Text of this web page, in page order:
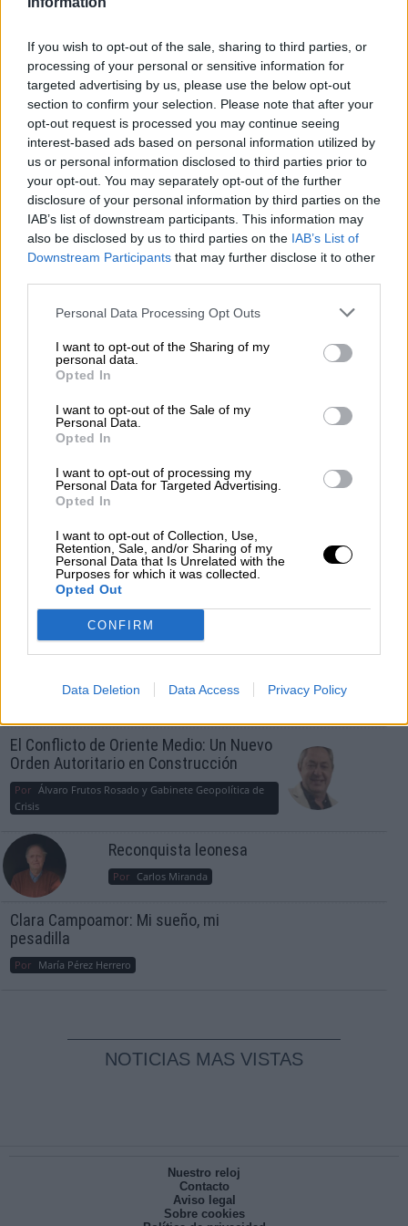
If you wish to opt-out of the sale, sharing to third parties, or
processing of your personal or sensitive information for
targeted advertising by us, please use the below opt-out
section to confirm your selection. Please note that after your
opt-out request is processed you may continue seeing
interest-based ads based on personal information utilized by
us or personal information disclosed to third parties prior to
your opt-out. You may separately opt-out of the further
disclosure of your personal information by third parties on the
IAB’s list of downstream participants. This information may
also be disclosed by us to third parties on the IAB’s List of
Downstream Participants that may further disclose it to other
Personal Data Processing Opt Outs
I want to opt-out of the Sharing of my
personal data.
Opted In
I want to opt-out of the Sale of my
Personal Data.
Opted In
I want to opt-out of processing my
Personal Data for Targeted Advertising.
Opted In
I want to opt-out of Collection, Use,
Retention, Sale, and/or Sharing of my
Personal Data that Is Unrelated with the
Purposes for which it was collected.
Opted Out
CONFIRM
Data Deletion Data Access Privacy Policy
Educación digital a menores. Foto: Europa Press
El 61% de los padres reconocen 'no dar
ejemplo' a sus hijos en el uso del móvil
e Internet
Un estudio reciente de Kaspersky ha desvelado que los
padres encuentran "grandes dificultades" para ser un
modelo a seguir por sus hijos en la utilización de las
tecnologías
Más artículos de este autor
OPINIONES DIVERSAS
¿La ciudadanía de Occidente es
consciente del riesgo de una tercera
Por Álvaro Frutos Rosado y Gabinete Geopolítica de
Crisis
Suelta y confía
María Comesaña
Juan Manuel Beltrán
El Conflicto de Oriente Medio: Un Nuevo
Orden Autoritario en Construcción
Por Álvaro Frutos Rosado y Gabinete Geopolítica de
Crisis
Reconquista leonesa
Por Carlos Miranda
Clara Campoamor: Mi sueño, mi
pesadilla
Por María Pérez Herrero
NOTICIAS MAS VISTAS
Nuestro reloj
Contacto
Aviso legal
Sobre cookies